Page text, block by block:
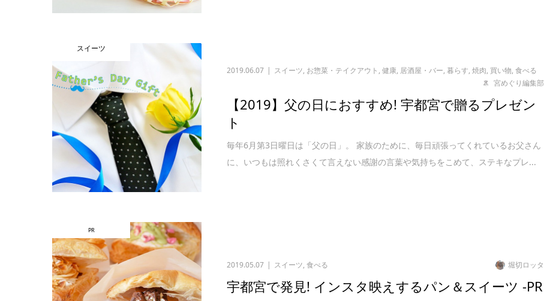
スイーツ
2019.06.07 スイーツ, お惣菜・テイクアウト ,健康,居酒屋・バー,暮らす,焼肉, 買い物,食べる
宮めぐり編集部
【2019】父の日におすすめ! 宇都宮で贈るプレゼン
ト
毎年6月第3日曜日は「父の日」。 家族のために、毎日頑張ってくれているお父さん
に、いつもは照れくさくて言えない感謝の言葉や気持ちをこめて、ステキなプレ...
PR
2019.05.07 スイーツ,食べる 堀切ロッタ
宇都宮で発見! インスタ映えするパン＆スイーツ -PR